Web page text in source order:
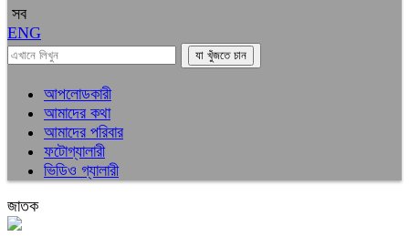
সব
ENG
আপলোডকারী
আমাদের কথা
আমাদের পরিবার
ফটোগ্যালারী
ভিডিও গ্যালারী
জাতক